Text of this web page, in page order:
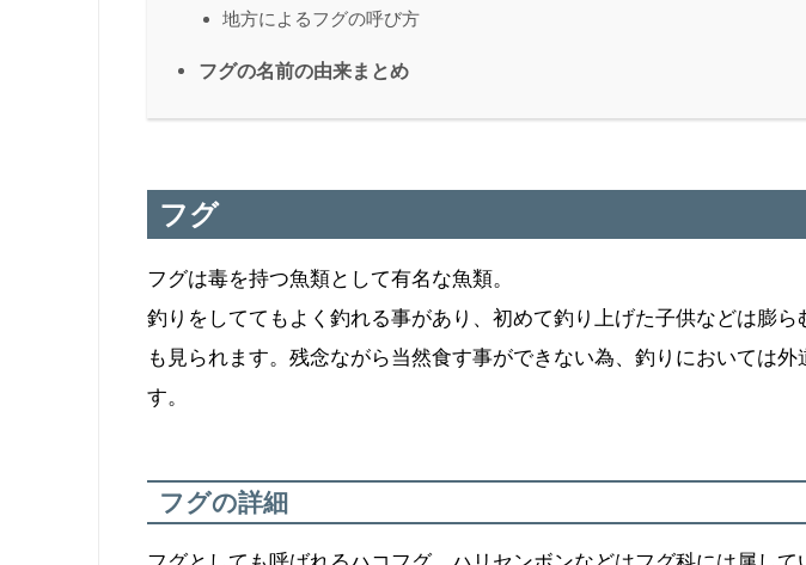
地方によるフグの呼び方
フグの名前の由来まとめ
フグ
フグは毒を持つ魚類として有名な魚類。
釣りをしててもよく釣れる事があり、初めて釣り上げた子供などは膨ら
も見られます。残念ながら当然食す事ができない為、釣りにおいては外
す。
フグの詳細